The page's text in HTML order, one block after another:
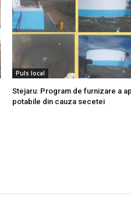
Puls local
Stejaru: Program de furnizare a
potabile din cauza secetei